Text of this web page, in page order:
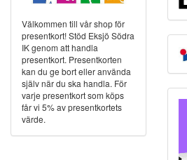
Välkommen till vår shop för
presentkort! Stöd Eksjö Södra
IK genom att handla
presentkort. Presentkorten
kan du ge bort eller använda
själv när du ska handla. För
varje presentkort som köps
får vi 5% av presentkortets
värde.